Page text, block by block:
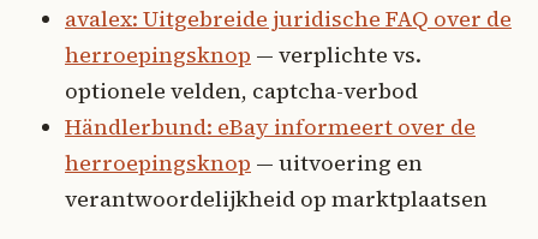
avalex: Uitgebreide juridische FAQ over de
herroepingsknop — verplichte vs.
optionele velden, captcha-verbod
Händlerbund: eBay informeert over de
herroepingsknop — uitvoering en
verantwoordelijkheid op marktplaatsen